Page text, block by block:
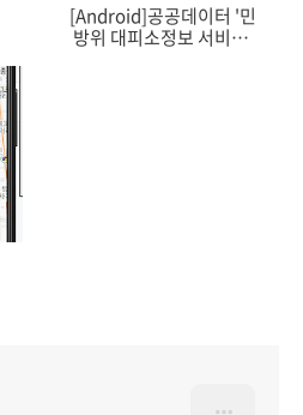
[Android]공공데이터 '민
방위 대피소정보 서비스'